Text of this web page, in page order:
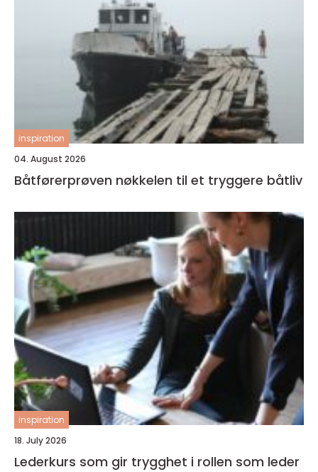
inspiration
04. August 2026
Båtførerprøven nøkkelen til et tryggere båtliv
inspiration
18. July 2026
Lederkurs som gir trygghet i rollen som leder